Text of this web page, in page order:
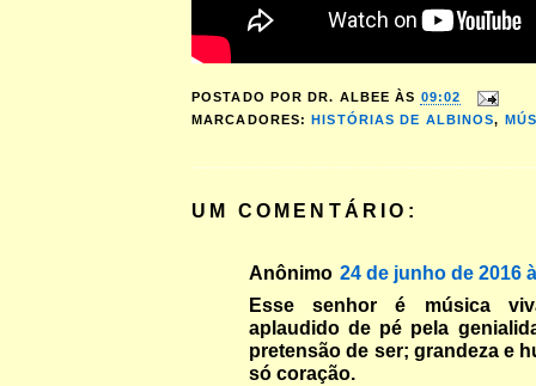
POSTADO POR DR. ALBEE ÀS 09:02
MARCADORES:HISTÓRIAS DE ALBINOS,
UM COMENTÁRIO:
Anônimo 24 de junho de 2016
Esse senhor é música
aplaudido de pé pela
pretensão de ser; grandeza e
só coração.